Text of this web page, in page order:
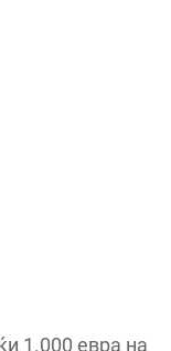
1.000 евра на